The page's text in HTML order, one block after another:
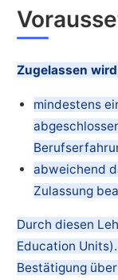
Zugelassen
mindestens
abweichend
Zulassung
Durch diesen
Education
Bestätigung